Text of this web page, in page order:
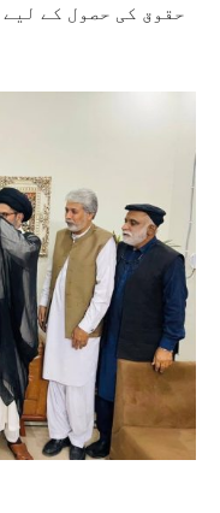
حقوق کی حصول کے